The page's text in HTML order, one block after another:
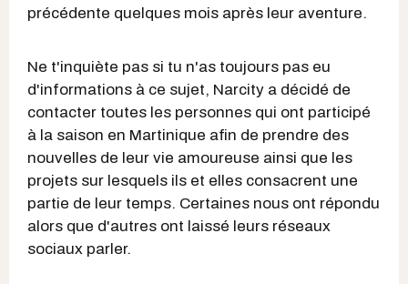
précédente quelques mois après leur aventure.
Ne t'inquiète pas si tu n'as toujours pas eu
d'informations à ce sujet, Narcity a décidé de
contacter toutes les personnes qui ont participé
à la saison en Martinique afin de prendre des
nouvelles de leur vie amoureuse ainsi que les
projets sur lesquels ils et elles consacrent une
partie de leur temps. Certaines nous ont répondu
alors que d'autres ont laissé leurs réseaux
sociaux parler.